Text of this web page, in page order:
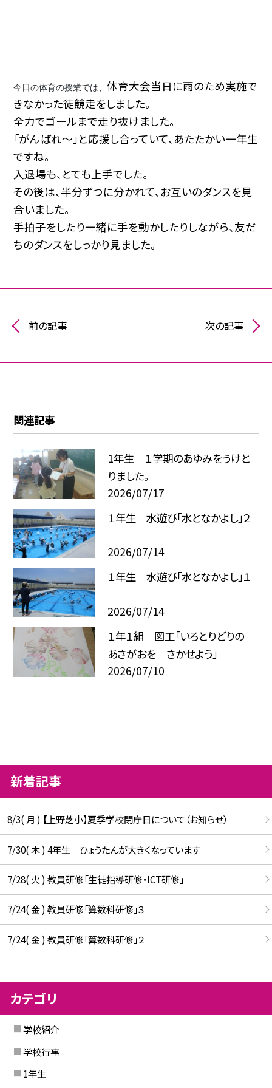
今日の体育の授業では、体育大会当日に雨のため実施で
きなかった徒競走をしました。
全力でゴールまで走り抜けました。
「がんばれ～」と応援し合っていて、あたたかい一年生
ですね。
入退場も、とても上手でした。
その後は、半分ずつに分かれて、お互いのダンスを見
合いました。
手拍子をしたり一緒に手を動かしたりしながら、友だ
ちのダンスをしっかり見ました。
前の記事 次の記事
関連記事
1年生 １学期のあゆみをうけと
りました。
2026/07/17
１年生 水遊び「水となかよし」２
2026/07/14
１年生 水遊び「水となかよし」１
2026/07/14
１年１組 図工「いろとりどりの
あさがおを さかせよう」
2026/07/10
新着記事
8/3( 月 ) 【上野芝小】夏季学校閉庁日について（お知らせ）
7/30( 木 ) 4年生 ひょうたんが大きくなっています
7/28( 火 ) 教員研修「生徒指導研修・ICT研修」
7/24( 金 ) 教員研修「算数科研修」３
7/24( 金 ) 教員研修「算数科研修」２
カテゴリ
学校紹介
学校行事
1年生